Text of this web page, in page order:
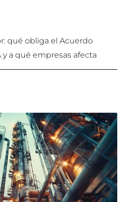
qué obliga el Acuerdo
y a qué empresas afecta